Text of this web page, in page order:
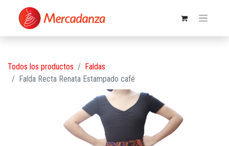
Todos los productos
Faldas
Falda Recta Renata Estampado café